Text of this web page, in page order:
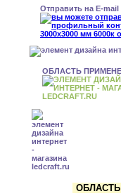
Отправить на E-mail
ОБЛАСТЬ
ОБЛАСТЬ